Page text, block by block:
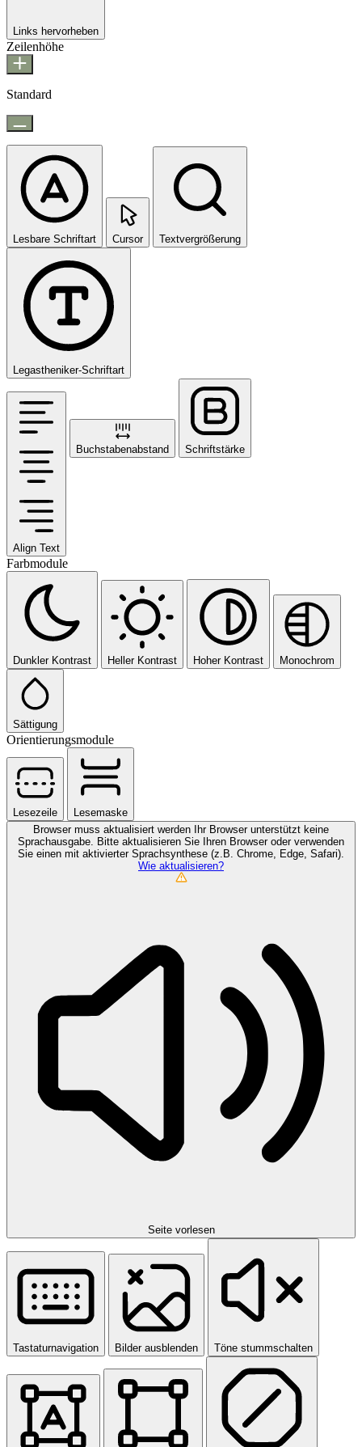
Links hervorheben
Zeilenhöhe
Standard
Lesbare Schriftart Cursor Textvergrößerung
Legastheniker-Schriftart
Align Text
Buchstabenabstand Schriftstärke
Farbmodule
Dunkler Kontrast Heller Kontrast Hoher Kontrast Monochrom
Sättigung
Orientierungsmodule
Lesezeile
Lesemaske
Browser muss aktualisiert werden
Ihr Browser unterstützt keine
Sprachausgabe. Bitte aktualisieren Sie Ihren Browser oder verwenden
Sie einen mit aktivierter Sprachsynthese (z.B. Chrome, Edge, Safari).
Wie aktualisieren?
Seite vorlesen
Tastaturnavigation Bilder ausblenden Töne stummschalten